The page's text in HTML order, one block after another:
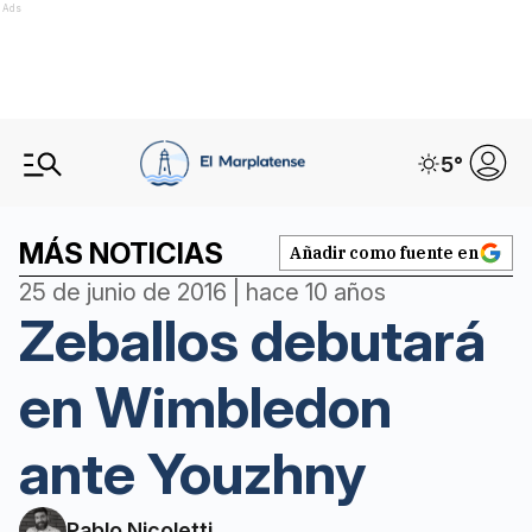
Ads
5°
MÁS NOTICIAS Añadir como fuente en
25 de junio de 2016 | hace 10 años
Zeballos debutará
en Wimbledon
ante Youzhny